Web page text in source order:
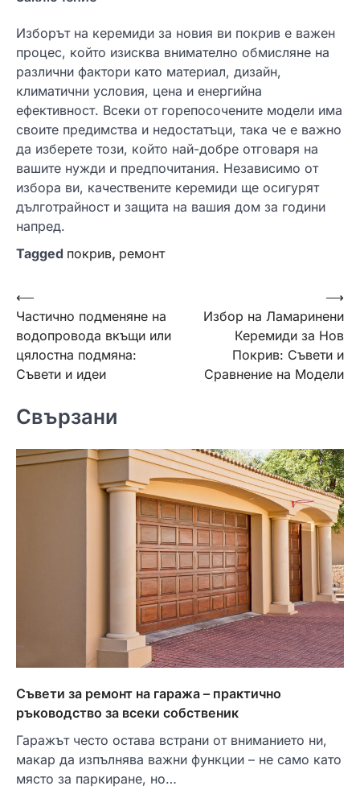
Изборът на керемиди за новия ви покрив е важен
процес, който изисква внимателно обмисляне на
различни фактори като материал, дизайн,
климатични условия, цена и енергийна
ефективност. Всеки от горепосочените модели има
своите предимства и недостатъци, така че е важно
да изберете този, който най-добре отговаря на
вашите нужди и предпочитания. Независимо от
избора ви, качествените керемиди ще осигурят
дълготрайност и защита на вашия дом за години
напред.
Tagged покрив, ремонт
Навигация
⟵
Частично подменяне на
водопровода вкъщи или
цялостна подмяна:
Съвети и идеи
Избор на Ламаринени
Керемиди за Нов
Покрив: Съвети и
Сравнение на Модели
⟶
Свързани
Съвети за ремонт на гаража – практично
ръководство за всеки собственик
Гаражът често остава встрани от вниманието ни,
макар да изпълнява важни функции – не само като
място за паркиране, но…